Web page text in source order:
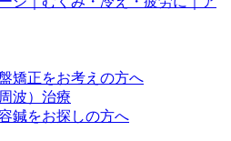
矯正をお考えの方へ
波）治療
鍼をお探しの方へ